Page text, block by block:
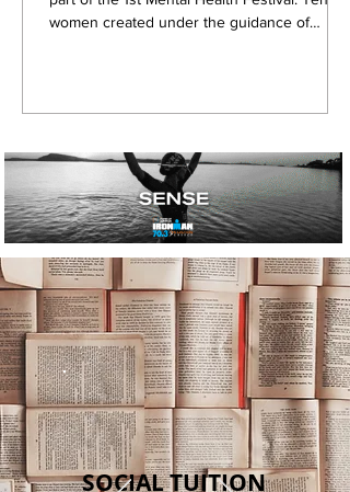
women created under the guidance of
SOCIAL TUITION